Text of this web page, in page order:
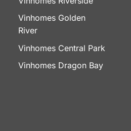
Vinhomes Golden
River
Vinhomes Central Park
Vinhomes Dragon Bay